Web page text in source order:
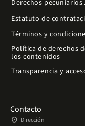
Derechos pecuniarios
Estatuto de
Términos y
Política de derechos
los contenidos
Transparencia y
Contacto
place Dirección